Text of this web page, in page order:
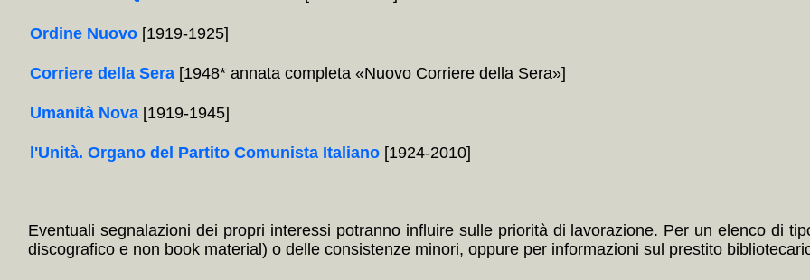
Ordine Nuovo [1919-1925]
Corriere della Sera [1948* annata completa «Nuovo Corriere della Sera»]
Umanità Nova [1919-1945]
l'Unità. Organo del Partito Comunista Italiano [1924-2010]
Eventuali segnalazioni dei propri interessi potranno influire sulle priorità di lavorazione. Per un elenco di
discografico e non book material) o delle consistenze minori, oppure per informazioni sul prestito